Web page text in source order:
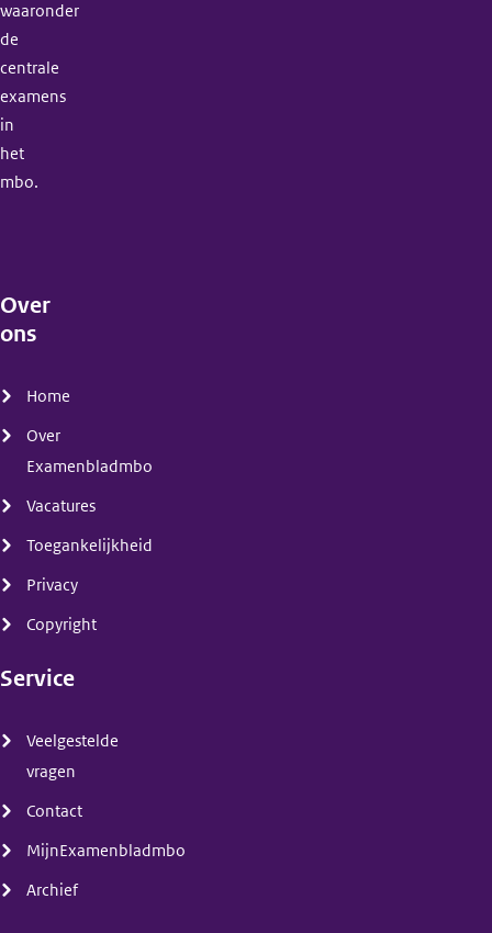
waaronder
de
centrale
examens
in
het
mbo.
Over
ons
Home
Over
Examenbladmbo
Vacatures
Toegankelijkheid
Privacy
Copyright
Service
Veelgestelde
vragen
Contact
MijnExamenbladmbo
Archief